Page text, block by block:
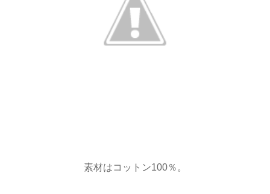
素材はコットン100％。